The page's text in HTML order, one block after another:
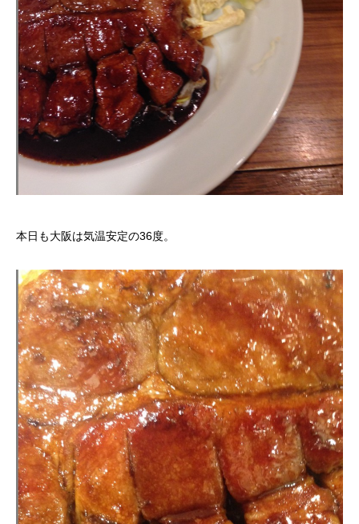
本日も大阪は気温安定の36度。